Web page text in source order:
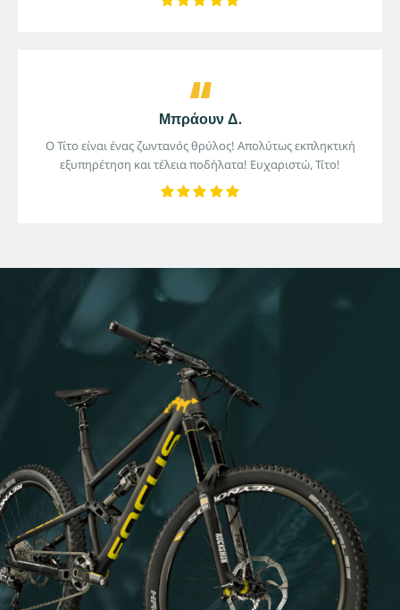
Μπράουν Δ.
Ο Τίτο είναι ένας ζωντανός θρύλος! Απολύτως εκπληκτική
εξυπηρέτηση και τέλεια ποδήλατα! Ευχαριστώ, Τίτο!